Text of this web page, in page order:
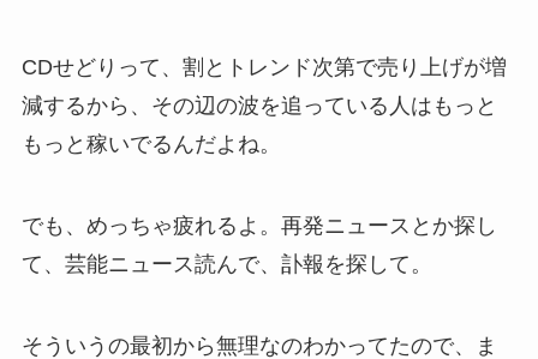
CDせどりって、割とトレンド次第で売り上げが増
減するから、その辺の波を追っている人はもっと
もっと稼いでるんだよね。
でも、めっちゃ疲れるよ。再発ニュースとか探し
て、芸能ニュース読んで、訃報を探して。
そういうの最初から無理なのわかってたので、ま